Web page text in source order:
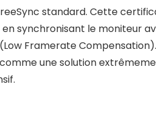
standard. Cette
synchronisant le moniteur
Framerate
comme une solution